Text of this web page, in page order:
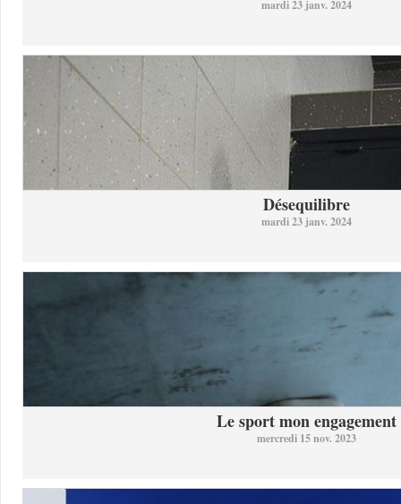
mardi 23 janv. 2024
Désequilibre
mardi 23 janv. 2024
Le sport mon engagement
mercredi 15 nov. 2023